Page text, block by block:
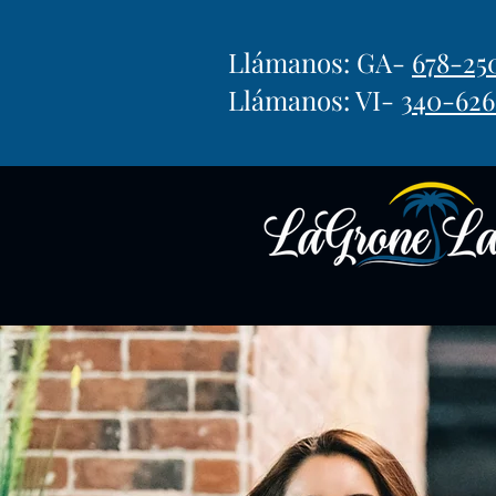
Llámanos: GA- 678-
Llámanos: VI- 340-